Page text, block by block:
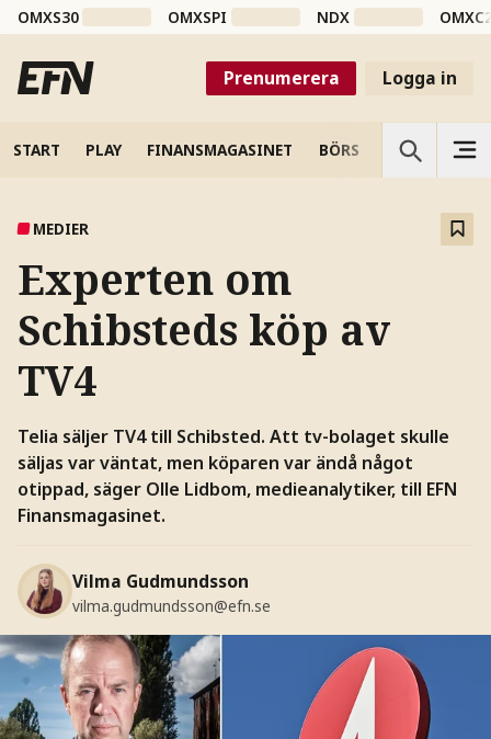
OMXS30 OMXSPI NDX
Prenumerera Logga in
START PLAY FINANSMAGASINET BÖRS VETENSKAP
MEDIER
Experten om
Schibsteds köp av
TV4
Telia säljer TV4 till Schibsted. Att tv-bolaget skulle
säljas var väntat, men köparen var ändå något
otippad, säger Olle Lidbom, medieanalytiker, till EFN
Finansmagasinet.
Vilma Gudmundsson
vilma.gudmundsson@efn.se